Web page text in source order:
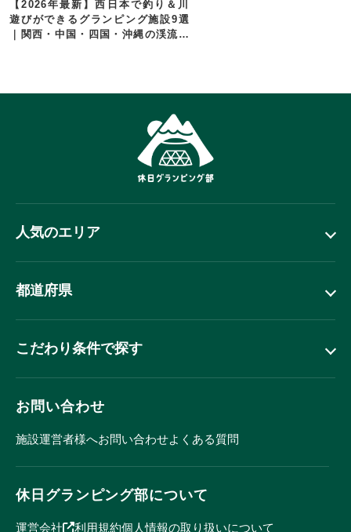
【2026年最新】西日本で釣り＆川
遊びができるグランピング施設9選
｜関西・中国・四国・沖縄の渓流〜
人気のエリア
都道府県
こだわり条件で探す
お問い合わせ
施設運営者様へお問い合わせよくある質問
休日グランピング部について
運営会社 利用規約個人情報の取り扱いについて